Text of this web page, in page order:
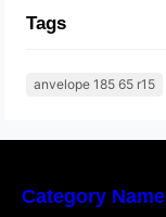
Tags
anvelope 185 65 r15
Category Name